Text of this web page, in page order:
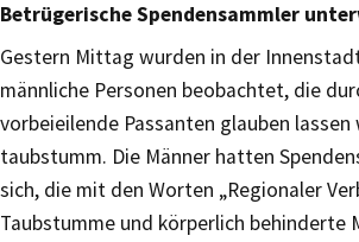
Betrügerische Spendensammler
Gestern Mittag wurden in der
männliche Personen beobachtet, die
vorbeieilende Passanten glauben
taubstumm. Die Männer hatten
sich, die mit den Worten „Regionaler
Taubstumme und körperlich behinderte